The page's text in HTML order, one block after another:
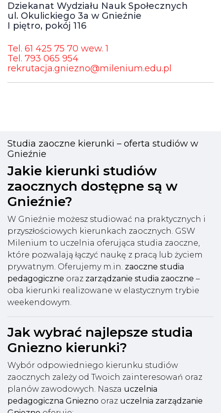
Dziekanat Wydziału Nauk Społecznych
ul. Okulickiego 3a w Gnieźnie
I piętro, pokój 116
Tel. 61 425 75 70 wew. 1
Tel. 793 065 954
rekrutacja.gniezno@milenium.edu.pl
Studia zaoczne kierunki – oferta studiów w
Gnieźnie
Jakie kierunki studiów
zaocznych dostępne są w
Gnieźnie?
W Gnieźnie możesz studiować na praktycznych i
przyszłościowych kierunkach zaocznych. GSW
Milenium to uczelnia oferująca studia zaoczne,
które pozwalają łączyć naukę z pracą lub życiem
prywatnym. Oferujemy m.in. zaoczne studia
pedagogiczne oraz zarządzanie studia zaoczne –
oba kierunki realizowane w elastycznym trybie
weekendowym.
Jak wybrać najlepsze studia
Gniezno kierunki?
Wybór odpowiedniego kierunku studiów
zaocznych zależy od Twoich zainteresowań oraz
planów zawodowych. Nasza uczelnia
pedagogiczna Gniezno oraz uczelnia zarządzanie